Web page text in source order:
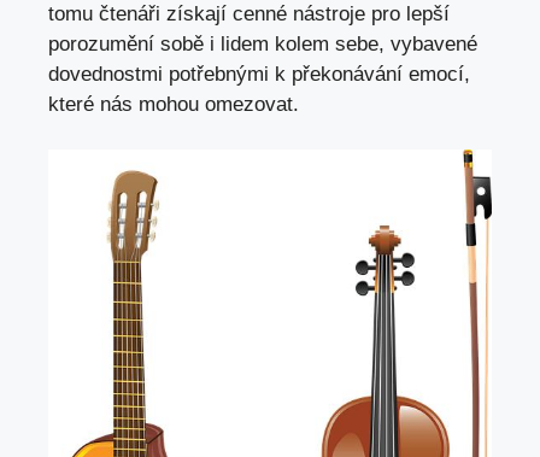
tomu čtenáři získají cenné nástroje pro lepší
porozumění sobě i lidem kolem sebe, vybavené
dovednostmi potřebnými k překonávání emocí,
které nás mohou omezovat.